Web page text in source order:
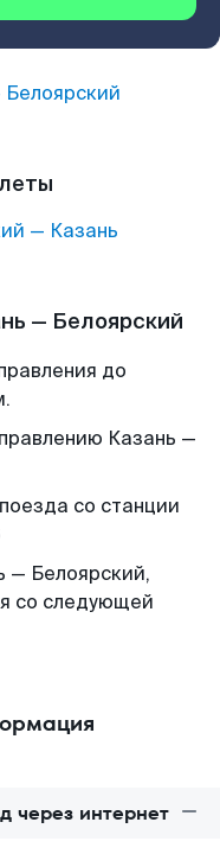
Белоярский
— Казань
— Белоярский
до
Казань —
со станции
— Белоярский,
со следующей
через интернет